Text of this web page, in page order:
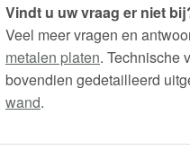
Vindt u uw vraag er niet
Veel meer vragen en
metalen platen. Technische
bovendien gedetailleerd
wand.